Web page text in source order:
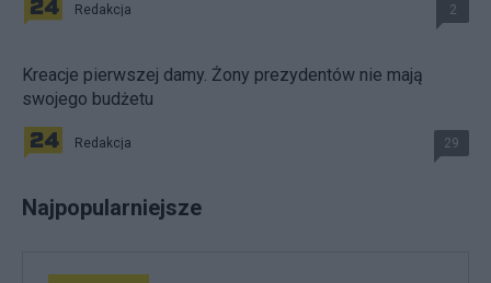
Redakcja 2
Kreacje pierwszej damy. Żony prezydentów nie mają
swojego budżetu
Redakcja 29
Najpopularniejsze